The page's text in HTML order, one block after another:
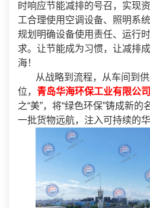
时响应节能减排的号召，实现
工合理使用空调设备、照明系
规划明确设备使用责任、运行
求。让节能成为习惯，让减排
海！
从战略到流程，从车间到
位， 青岛华海环保工业有限公司
之“美”，将“绿色环保”铸成新的
一批货物远航，注入可持续的华